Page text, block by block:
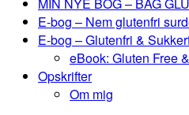
E-bog – Nem glutenfri
E-bog – Glutenfri &
eBook: Gluten Free
Opskrifter
Om mig